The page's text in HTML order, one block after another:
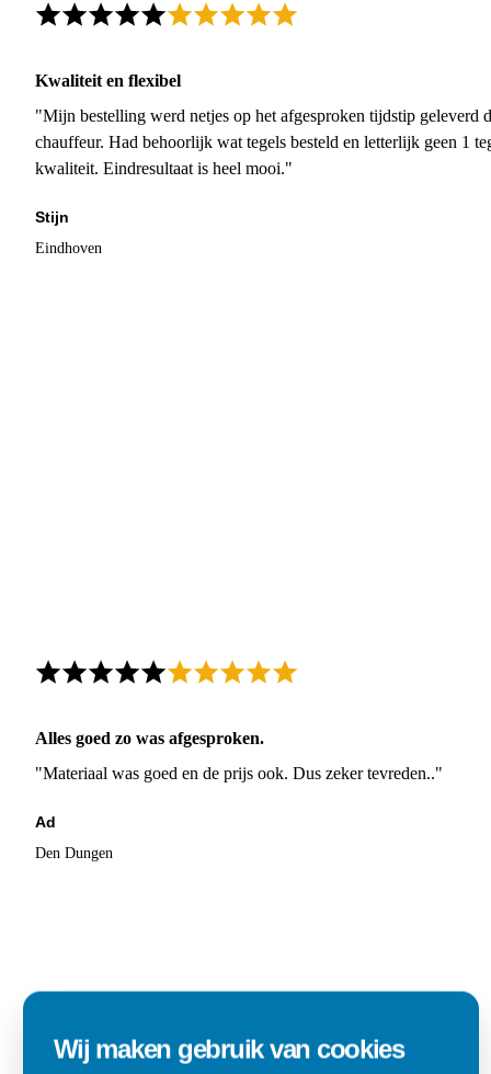
Kwaliteit en flexibel
"Mijn bestelling werd netjes op het afgesproken tijdstip geleverd
chauffeur. Had behoorlijk wat tegels besteld en letterlijk geen 1
kwaliteit. Eindresultaat is heel mooi."
Stijn
Eindhoven
Alles goed zo was afgesproken.
"Materiaal was goed en de prijs ook. Dus zeker tevreden.."
Ad
Den Dungen
Wij maken gebruik van cookies